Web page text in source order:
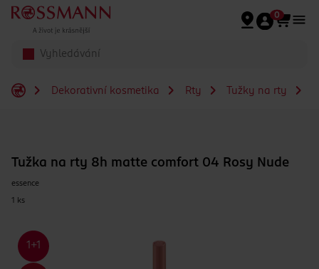
Přeskočit na hlavmní obsah
0
Dekorativní kosmetika Rty Tužky na rty
Tužka na rty 8h matte comfort 04 Rosy Nude
essence
1 ks